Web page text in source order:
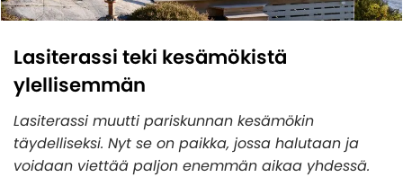
Tietoa toimituksistamme
Ostoehdot
Maksutavat
Asennusapua ammattilaisilta
Eettiset ohjeet - Code of conduct
KATEGORIAT
Yleiskatsaus - Lasiterassit
Lasiterassipaketit
Suunnittele oma lasiterassipaketti
Verannat
Lasiterassielementit
Kasvihuone
KATEGORIAT
Yleiskatsaus - Kasvihuone
Kasvihuone
Myrskynkestävä kasvihuone
Puutarharakennukset
KATEGORIAT
Yleiskatsaus - Puutarharakennukset
Ulkoaltaat ja Paljut
Pergola
Lasiterassi teki kesämökistä
ylellisemmän
Lasiterassi muutti pariskunnan kesämökin
täydelliseksi. Nyt se on paikka, jossa halutaan ja
voidaan viettää paljon enemmän aikaa yhdessä.